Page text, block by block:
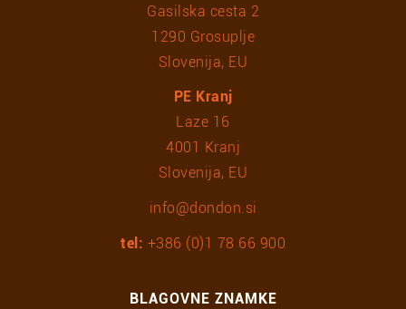
Gasilska cesta 2
1290 Grosuplje
Slovenija, EU
PE Kranj
Laze 16
4001 Kranj
Slovenija, EU
info@dondon.si
tel: +386 (0)1 78 66 900
BLAGOVNE ZNAMKE